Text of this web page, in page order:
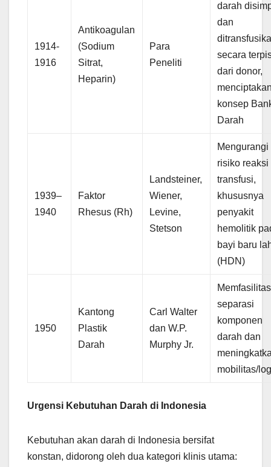
1914-
1916
Antikoagulan
(Sodium
Sitrat,
Heparin)
Para
Peneliti
darah
dan
secara
dari donor,
konsep
Darah
1939–
1940
Faktor
Rhesus (Rh)
Landsteiner,
Wiener,
Levine,
Stetson
Mengurangi
risiko reaksi
transfusi,
khususnya
penyakit
hemolitik
bayi baru
(HDN)
1950
Kantong
Plastik
Darah
Carl Walter
dan W.P.
Murphy Jr.
separasi
komponen
darah dan
mobilitas/
Urgensi Kebutuhan Darah di Indonesia
Kebutuhan akan darah di Indonesia bersifat
konstan, didorong oleh dua kategori klinis utama: